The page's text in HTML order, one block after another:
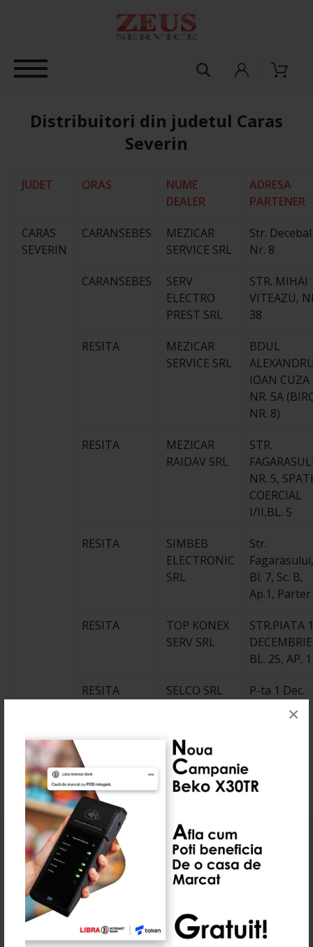
×
Distribuitori din judetul Caras
Severin
JUDET ORAS
NUME
DEALER
ADRESA
PARTENER
CARAS
SEVERIN
CARANSEBES
MEZICAR
SERVICE SRL
Str. Decebal
Nr. 8
CARANSEBES
SERV
ELECTRO
PREST SRL
STR. MIHAI
VITEAZU,
38
RESITA
MEZICAR
SERVICE SRL
BDUL
IOAN CUZA
NR. 5A
NR. 8)
RESITA
MEZICAR
RAIDAV SRL
STR.
NR. 5,
COERCIAL
I/II,BL. 5
RESITA
SIMBEB
ELECTRONIC
SRL
Str.
Fagarasului,
Bl. 7, Sc. B,
Ap.1, Parter
RESITA
TOP KONEX
SERV SRL
STR.PIATA 1
BL. 25, AP. 1
RESITA SELCO SRL
P-ta 1 Dec.
1918, bl. 37
Abonează-te la newsletter-ul nostru
Aboneaza-te la newsletter si afla de reducerile cu timp
limitat!
TRIMITERE